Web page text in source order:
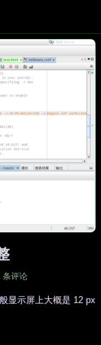
条评论
显示屏上大概是 12 px